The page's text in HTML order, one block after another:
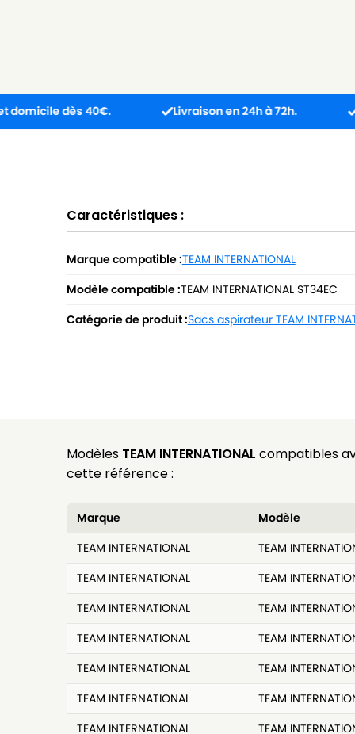
dès 40€. Livraison en 24h à 72h.
Caractéristiques :
Marque compatible :TEAM INTERNATIONAL
Modèle compatible :TEAM INTERNATIONAL ST34EC
Catégorie de produit :Sacs aspirateur TEAM
Modèles TEAM INTERNATIONAL compatibles
cette référence :
Marque
Modèle
TEAM INTERNATIONAL
TEAM
TEAM INTERNATIONAL
TEAM
TEAM INTERNATIONAL
TEAM
TEAM INTERNATIONAL
TEAM
TEAM INTERNATIONAL
TEAM
TEAM INTERNATIONAL
TEAM
TEAM INTERNATIONAL
TEAM